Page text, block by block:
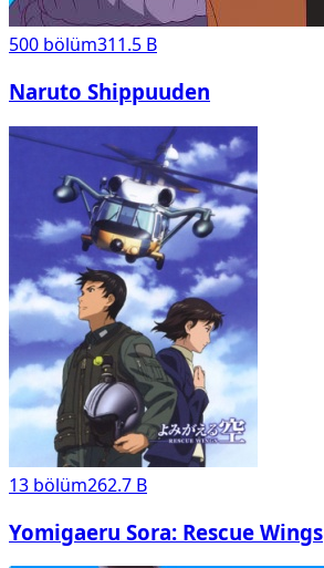
500 bölüm311.5 B
Naruto Shippuuden
13 bölüm262.7 B
Yomigaeru Sora: Rescue Wings